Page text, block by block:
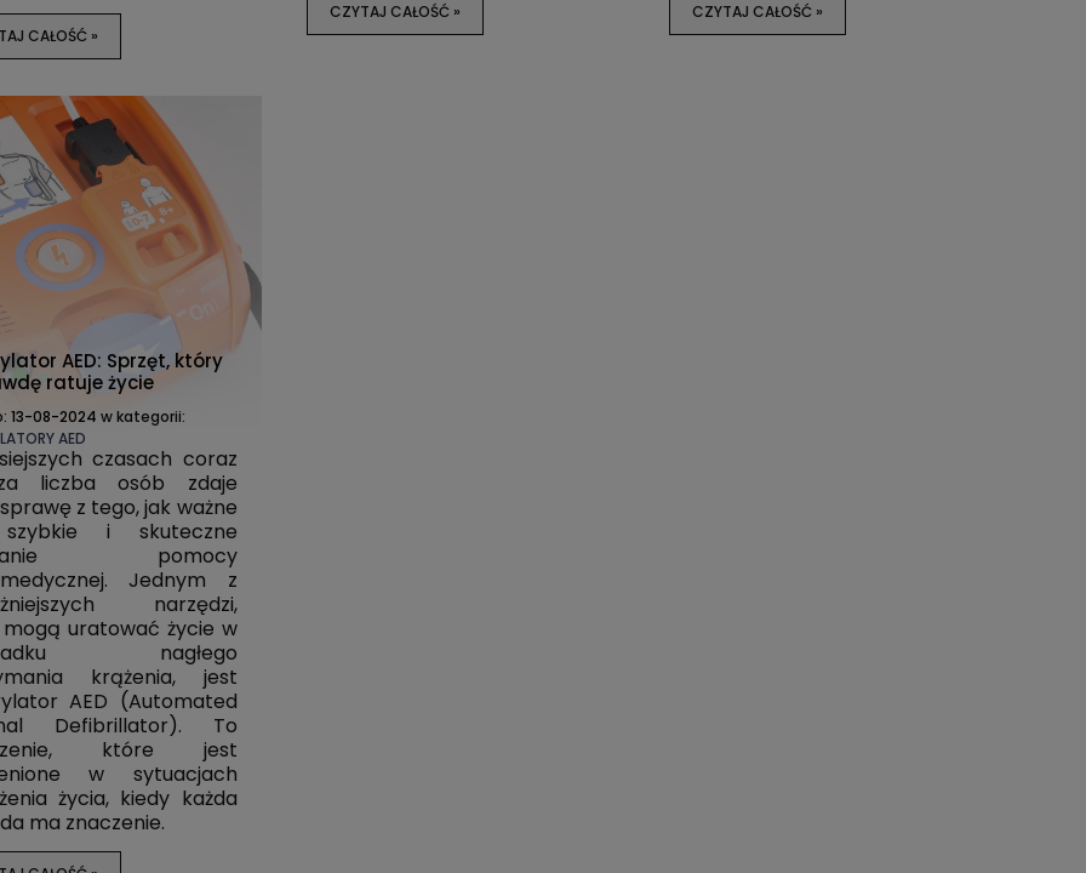
CAŁOŚĆ »
CZYTAJ CAŁOŚĆ » CZYTAJ CAŁOŚĆ »
AED: Sprzęt, który
ratuje życie
13-08-2024 w kategorii:
AED
czasach coraz
liczba osób zdaje
z tego, jak ważne
i skuteczne
pomocy
Jednym z
narzędzi,
uratować życie w
nagłego
krążenia, jest
AED (Automated
Defibrillator). To
które jest
w sytuacjach
życia, kiedy każda
ma znaczenie.